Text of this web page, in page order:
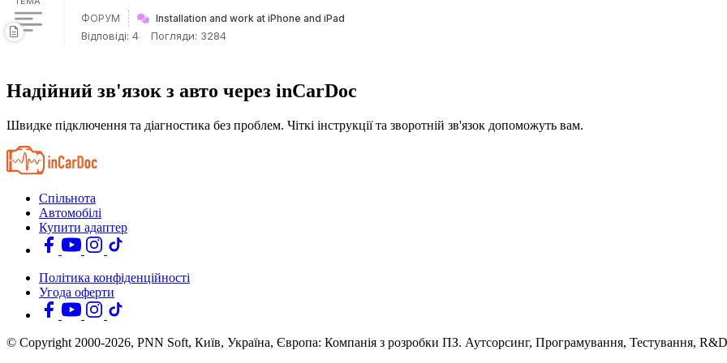
ФОРУМ Installation and work at iPhone and iPad
Відповіді: 4 Погляди: 3284
Надійний зв'язок з авто через inCarDoc
Швидке підключення та діагностика без проблем. Чіткі інструкції та зворотній зв'язок допоможуть вам.
Спільнота
Автомобілі
Купити адаптер
Політика конфіденційності
Угода оферти
© Copyright 2000-2026, PNN Soft, Київ, Україна, Європа: Компанія з розробки ПЗ. Аутсорсинг, Програмування, Тестування, R&D